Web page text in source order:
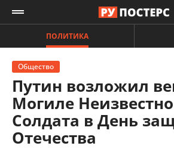
ПОЛИТИКА
Общество
Путин возложил
Могиле
Солдата в День
Отечества